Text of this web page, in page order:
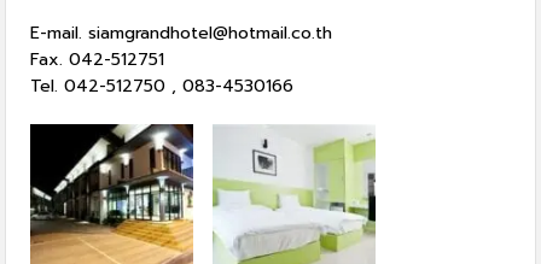
E-mail. siamgrandhotel@hotmail.co.th
Fax. 042-512751
Tel. 042-512750 , 083-4530166